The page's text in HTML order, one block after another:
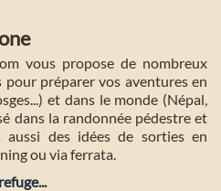
vous propose de nombreux
préparer vos aventures en
et dans le monde (Népal,
dans la randonnée pédestre et
des idées de sorties en
ou via ferrata.